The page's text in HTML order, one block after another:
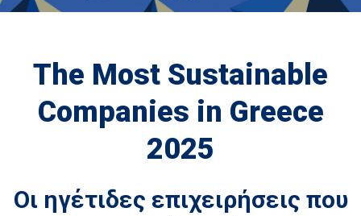
Τhe Most Sustainable
Companies in Greece
2025
Οι ηγέτιδες επιχειρήσεις που